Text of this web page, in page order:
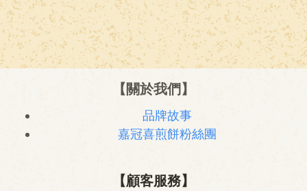
【關於我們】
品牌故事
嘉冠喜煎餅粉絲團
【顧客服務】